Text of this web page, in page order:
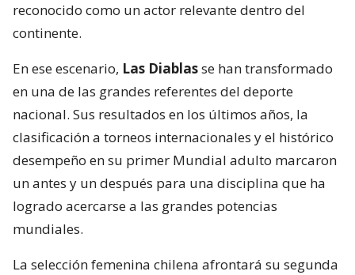
reconocido como un actor relevante dentro del
continente.
En ese escenario, Las Diablasse han transformado
en una de las grandes referentes del deporte
nacional. Sus resultados en los últimos años, la
clasificación a torneos internacionales y el histórico
desempeño en su primer Mundial adulto marcaron
un antes y un después para una disciplina que ha
logrado acercarse a las grandes potencias
mundiales.
La selección femenina chilena afrontará su segunda